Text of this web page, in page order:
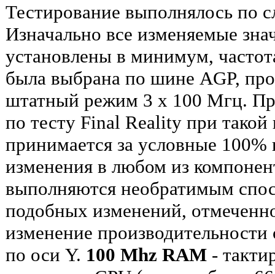
Тестирование выполнялось по
Изначально все изменяемые
установлены в минимум,
была выбрана по шине AGP,
штатный режим 3 х 100 Мгц.
по тесту Final Reality при
принимается за условные
изменения в любом из
выполняются необратимым
подобных изменений,
изменение
по оси Y. 100 Mhz RAM-